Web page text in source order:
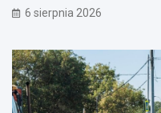
6 sierpnia 2026